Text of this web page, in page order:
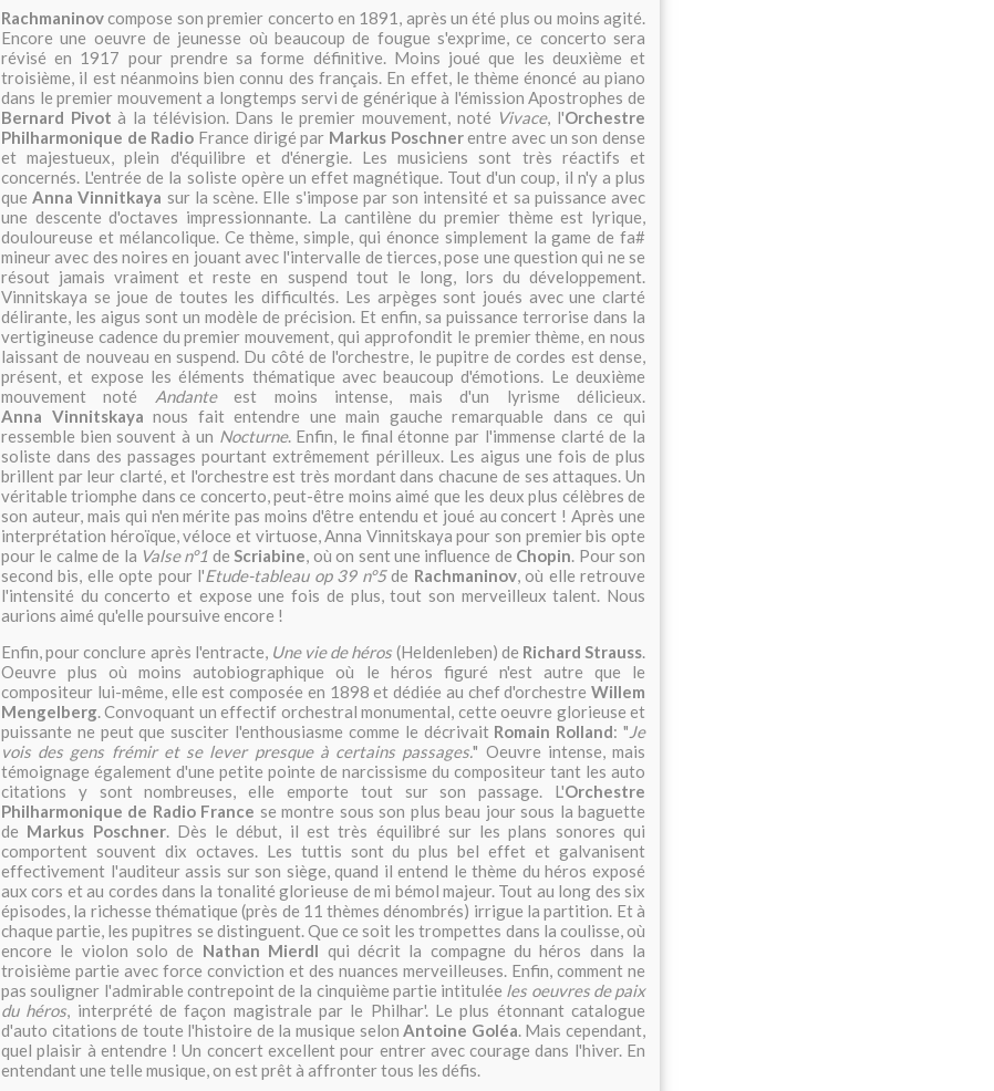
Rachmaninovcompose son premier concerto en 1891, après un été plus ou moins agité.
Encore une oeuvre de jeunesse où beaucoup de fougue s'exprime, ce concerto sera
révisé en 1917 pour prendre sa forme définitive. Moins joué que les deuxième et
troisième, il est néanmoins bien connu des français. En effet, le thème énoncé au piano
dans le premier mouvement a longtemps servi de générique à l'émission Apostrophes de
Bernard Pivot à la télévision. Dans le premier mouvement, noté Vivace, l'Orchestre
Philharmonique de Radio France dirigé par Markus Poschnerentre avec un son dense
et majestueux, plein d'équilibre et d'énergie. Les musiciens sont très réactifs et
concernés. L'entrée de la soliste opère un effet magnétique. Tout d'un coup, il n'y a plus
queAnna Vinnitkaya sur la scène. Elle s'impose par son intensité et sa puissance avec
une descente d'octaves impressionnante. La cantilène du premier thème est lyrique,
douloureuse et mélancolique. Ce thème, simple, qui énonce simplement la game de fa#
mineur avec des noires en jouant avec l'intervalle de tierces, pose une question qui ne se
résout jamais vraiment et reste en suspend tout le long, lors du développement.
Vinnitskaya se joue de toutes les difficultés. Les arpèges sont joués avec une clarté
délirante, les aigus sont un modèle de précision. Et enfin, sa puissance terrorise dans la
vertigineuse cadence du premier mouvement, qui approfondit le premier thème, en nous
laissant de nouveau en suspend. Du côté de l'orchestre, le pupitre de cordes est dense,
présent, et expose les éléments thématique avec beaucoup d'émotions. Le deuxième
mouvement noté Andanteest moins intense, mais d'un lyrisme délicieux.
Anna Vinnitskaya nous fait entendre une main gauche remarquable dans ce qui
ressemble bien souvent à un Nocturne. Enfin, le final étonne par l'immense clarté de la
soliste dans des passages pourtant extrêmement périlleux. Les aigus une fois de plus
brillent par leur clarté, et l'orchestre est très mordant dans chacune de ses attaques. Un
véritable triomphe dans ce concerto, peut-être moins aimé que les deux plus célèbres de
son auteur, mais qui n'en mérite pas moins d'être entendu et joué au concert ! Après une
interprétation héroïque, véloce et virtuose, Anna Vinnitskaya pour son premier bis opte
pour le calme de la Valse n°1 deScriabine, où on sent une influence de Chopin. Pour son
second bis, elle opte pour l'Etude-tableau op 39 n°5de Rachmaninov, où elle retrouve
l'intensité du concerto et expose une fois de plus, tout son merveilleux talent. Nous
aurions aimé qu'elle poursuive encore !
Enfin, pour conclure après l'entracte, Une vie de héros (Heldenleben) de Richard Strauss.
Oeuvre plus où moins autobiographique où le héros figuré n'est autre que le
compositeur lui-même, elle est composée en 1898 et dédiée au chef d'orchestre Willem
Mengelberg. Convoquant un effectif orchestral monumental, cette oeuvre glorieuse et
puissante ne peut que susciter l'enthousiasme comme le décrivait Romain Rolland: " Je
vois des gens frémir et se lever presque à certains passages." Oeuvre intense, mais
témoignage également d'une petite pointe de narcissisme du compositeur tant les auto
citations y sont nombreuses, elle emporte tout sur son passage. L'Orchestre
Philharmonique de Radio France se montre sous son plus beau jour sous la baguette
de Markus Poschner. Dès le début, il est très équilibré sur les plans sonores qui
comportent souvent dix octaves. Les tuttis sont du plus bel effet et galvanisent
effectivement l'auditeur assis sur son siège, quand il entend le thème du héros exposé
aux cors et au cordes dans la tonalité glorieuse de mi bémol majeur. Tout au long des six
épisodes, la richesse thématique (près de 11 thèmes dénombrés) irrigue la partition. Et à
chaque partie, les pupitres se distinguent. Que ce soit les trompettes dans la coulisse, où
encore le violon solo de Nathan Mierdl qui décrit la compagne du héros dans la
troisième partie avec force conviction et des nuances merveilleuses. Enfin, comment ne
pas souligner l'admirable contrepoint de la cinquième partie intitulée les oeuvres de paix
du héros, interprété de façon magistrale par le Philhar'. Le plus étonnant catalogue
d'auto citations de toute l'histoire de la musique selonAntoine Goléa. Mais cependant,
quel plaisir à entendre ! Un concert excellent pour entrer avec courage dans l'hiver. En
entendant une telle musique, on est prêt à affronter tous les défis.